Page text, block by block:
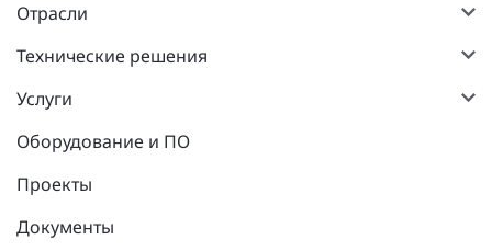
Отрасли
Технические решения
Услуги
Оборудование и ПО
Проекты
Документы